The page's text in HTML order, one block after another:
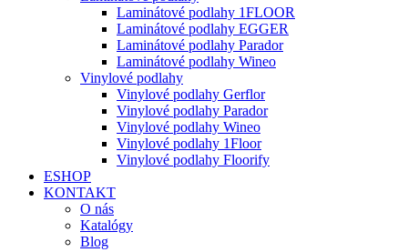
Laminátové podlahy 1FLOOR
Laminátové podlahy EGGER
Laminátové podlahy Parador
Laminátové podlahy Wineo
Vinylové podlahy
Vinylové podlahy Gerflor
Vinylové podlahy Parador
Vinylové podlahy Wineo
Vinylové podlahy 1Floor
Vinylové podlahy Floorify
ESHOP
KONTAKT
O nás
Katalógy
Blog